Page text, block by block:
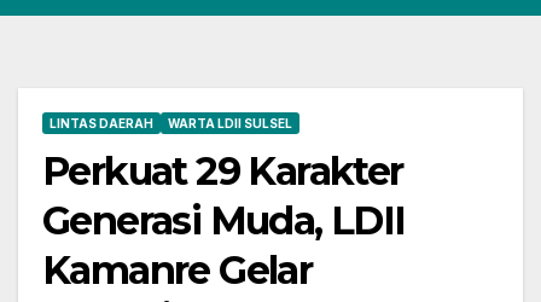
LINTAS DAERAH WARTA LDII SULSEL
Perkuat 29 Karakter
Generasi Muda, LDII
Kamanre Gelar